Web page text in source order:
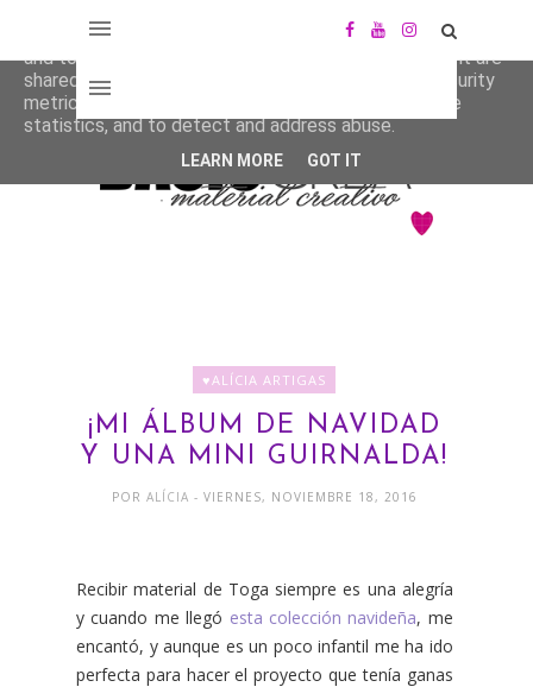
♥ALÍCIA ARTIGAS
¡MI ÁLBUM DE NAVIDAD
Y UNA MINI GUIRNALDA!
POR ALÍCIA - VIERNES, NOVIEMBRE 18, 2016
Recibir material de Toga siempre es una alegría
y cuando me llegó esta colección navideña, me
encantó, y aunque es un poco infantil me ha ido
perfecta para hacer el proyecto que tenía ganas
This site uses cookies from Google to deliver its services
and to analyze traffic. Your IP address and user-agent are
shared with Google along with performance and security
metrics to ensure quality of service, generate usage
statistics, and to detect and address abuse.
LEARN MORE GOT IT